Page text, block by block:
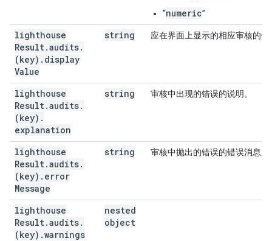
“numeric”
lighthouse
Result.audits.
(key) . display
Value
string 应在界面上显示的相应审核的值
lighthouse
Result.audits.
(key) .
explanation
string 审核中出现的错误的说明。
lighthouse
Result.audits.
(key) . error
Message
string 审核中抛出的错误的错误消息。
lighthouse
Result.audits.
(key) .warnings
nested
object